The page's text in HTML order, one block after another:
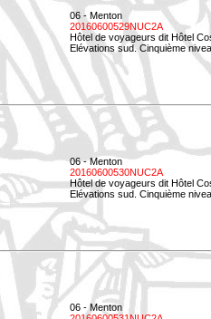
06 - Menton
20160600529NUC2A
Hôtel de voyageurs dit Hôtel
Elévations sud. Cinquième
06 - Menton
20160600530NUC2A
Hôtel de voyageurs dit Hôtel
Elévations sud. Cinquième
06 - Menton